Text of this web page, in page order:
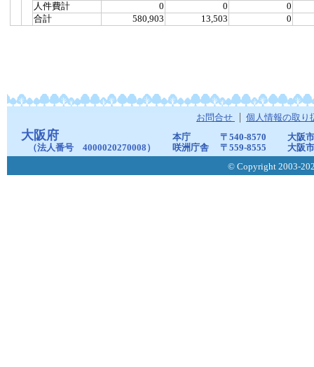
人件費計
0 0
0
合計
580,903 13,503 0
お問合せ 個人情報の取り
大阪府
（法人番号 4000020270008）
本庁 〒540-8570
大阪
咲洲庁舎
〒559-8555
大阪
© Copyright 2003-